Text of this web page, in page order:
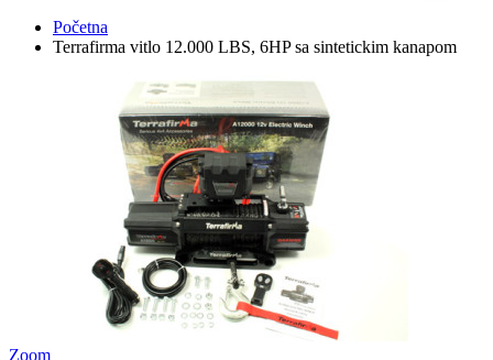
Početna
Terrafirma vitlo 12.000 LBS, 6HP sa sintetickim kanapom
Zoom